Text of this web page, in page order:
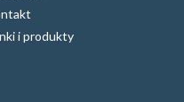
i produkty